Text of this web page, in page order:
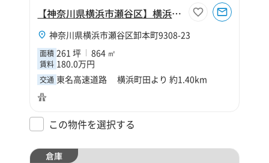
【神奈川県横浜市瀬谷区】横浜市瀬谷区卸本町261坪倉庫
神奈川県横浜市瀬谷区卸本町9308-23
面積 261 坪 864 ㎡
賃料 180.0万円
交通 東名高速道路 横浜町田より 約1.40km
この物件を選択する
倉庫